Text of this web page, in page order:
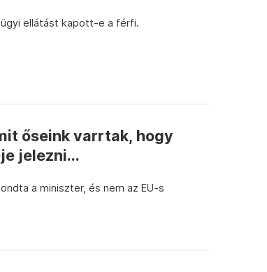
ellátást kapott-e a férfi.
őseink varrtak, hogy
jelezni...
a miniszter, és nem az EU-s